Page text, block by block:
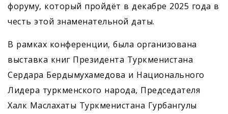
форуму, который пройдёт в декабре 2025 года в
честь этой знаменательной даты.
В рамках конференции, была организована
выставка книг Президента Туркменистана
Сердара Бердымухамедова и Национального
Лидера туркменского народа, Председателя
Халк Маслахаты Туркменистана Гурбангулы